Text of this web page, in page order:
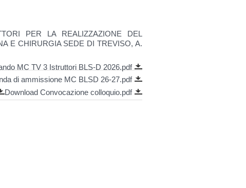
PER LA REALIZZAZIONE DEL
E CHIRURGIA SEDE DI TREVISO, A.
MC TV 3 Istruttori BLS-D 2026.pdf
di ammissione MC BLSD 26-27.pdf
Download Convocazione colloquio.pdf